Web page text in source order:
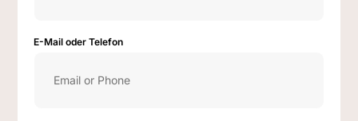
E-Mail oder Telefon